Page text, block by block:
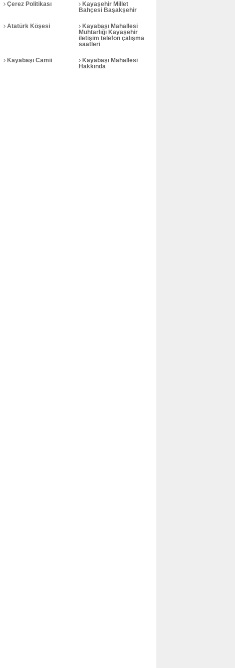
Çerez Politikası
Kayaşehir Millet
Bahçesi Başakşehir
Atatürk Köşesi
Kayabaşı Mahallesi
Muhtarlığı Kayaşehir
iletişim telefon çalışma
saatleri
Kayabaşı Camii
Kayabaşı Mahallesi
Hakkında